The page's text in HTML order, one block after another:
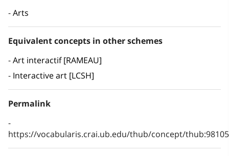
Arts
Equivalent concepts in other schemes
Art interactif [RAMEAU]
Interactive art [LCSH]
Permalink
https://vocabularis.crai.ub.edu/thub/concept/